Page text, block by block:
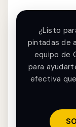
¿Listo
pintadas de
equipo de
para
efectiva